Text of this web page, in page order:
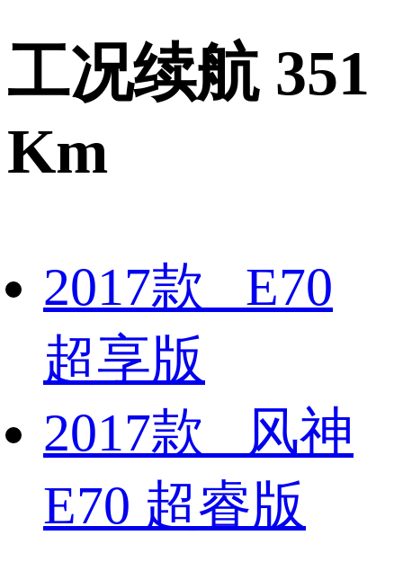
工况续航 351
Km
2017款 E70
超享版
2017款 风神
E70 超睿版